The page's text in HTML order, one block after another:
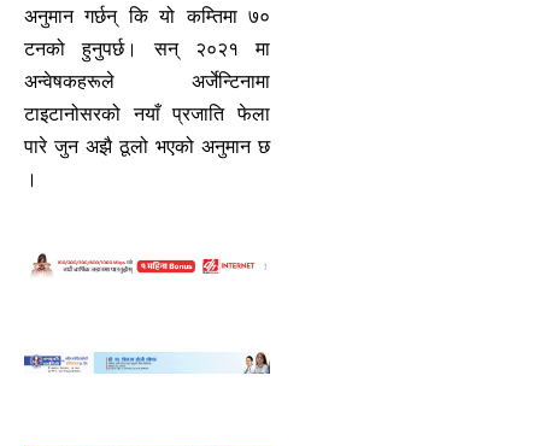
अनुमान गर्छन् कि यो कम्तिमा ७०
टनको हुनुपर्छ। सन् २०२१ मा
अन्वेषकहरूले अर्जेन्टिनामा
टाइटानोसरको नयाँ प्रजाति फेला
पारे जुन अझै ठूलो भएको अनुमान छ
।